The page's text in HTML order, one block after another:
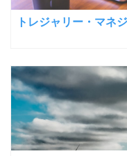
トレジャリー・マネ